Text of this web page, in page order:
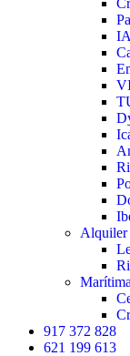
Alquiler
917 372 828
621 199 613